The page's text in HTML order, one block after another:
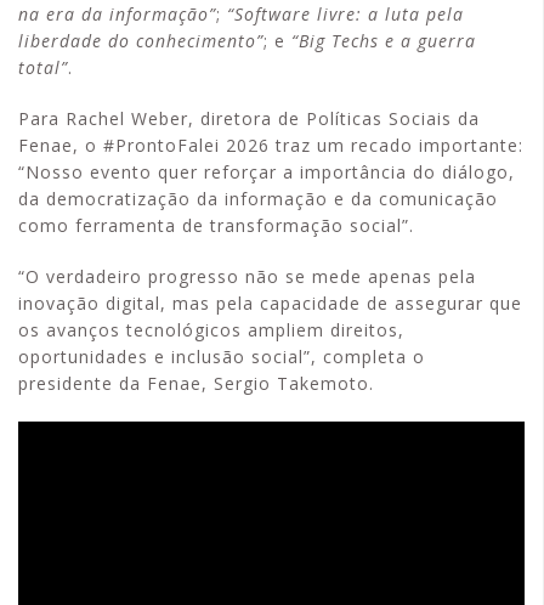
na era da informação”; “Software livre: a luta pela
liberdade do conhecimento”; e “Big Techs e a guerra
total”.
Para Rachel Weber, diretora de Políticas Sociais da
Fenae, o #ProntoFalei 2026 traz um recado importante:
“Nosso evento quer reforçar a importância do diálogo,
da democratização da informação e da comunicação
como ferramenta de transformação social”.
“O verdadeiro progresso não se mede apenas pela
inovação digital, mas pela capacidade de assegurar que
os avanços tecnológicos ampliem direitos,
oportunidades e inclusão social”, completa o
presidente da Fenae, Sergio Takemoto.